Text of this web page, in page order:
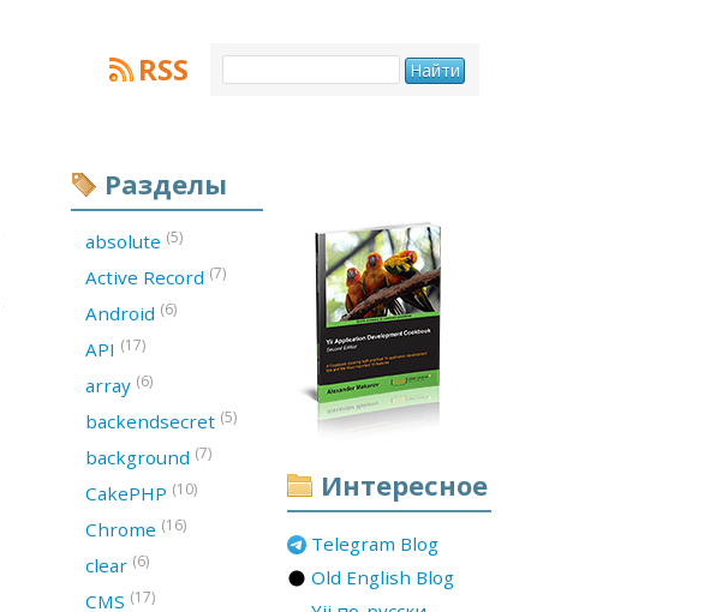
RSS
Интересное
Telegram Blog
Old English Blog
Разделы
absolute (5)
Active Record (7)
Android (6)
API (17)
array (6)
backendsecret (5)
background (7)
CakePHP (10)
Chrome (16)
clear (6)
CMS (17)